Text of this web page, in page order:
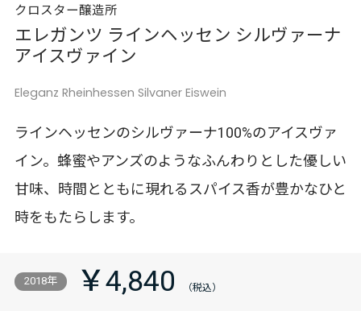
クロスター醸造所
エレガンツ ラインヘッセン シルヴァーナ
アイスヴァイン
Eleganz Rheinhessen Silvaner Eiswein
ラインヘッセンのシルヴァーナ100%のアイスヴァ
イン。蜂蜜やアンズのようなふんわりとした優しい
甘味、時間とともに現れるスパイス香が豊かなひと
時をもたらします。
2018年 ￥4,840